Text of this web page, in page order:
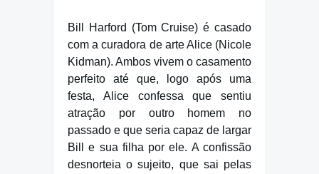
Bill Harford (Tom Cruise) é casado
com a curadora de arte Alice (Nicole
Kidman). Ambos vivem o casamento
perfeito até que, logo após uma
festa, Alice confessa que sentiu
atração por outro homem no
passado e que seria capaz de largar
Bill e sua filha por ele. A confissão
desnorteia o sujeito, que sai pelas